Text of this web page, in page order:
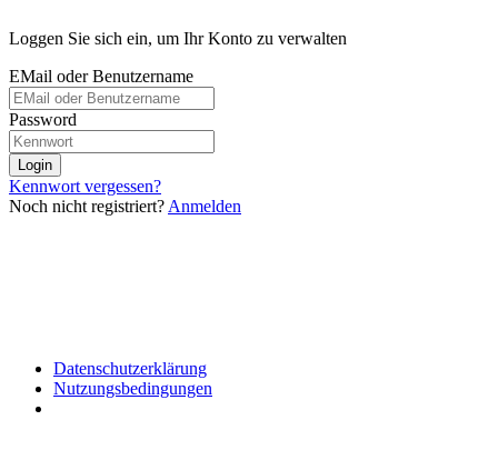
Loggen Sie sich ein, um Ihr Konto zu verwalten
EMail oder Benutzername
Password
Login
Kennwort vergessen?
Noch nicht registriert? Anmelden
Datenschutzerklärung
Nutzungsbedingungen